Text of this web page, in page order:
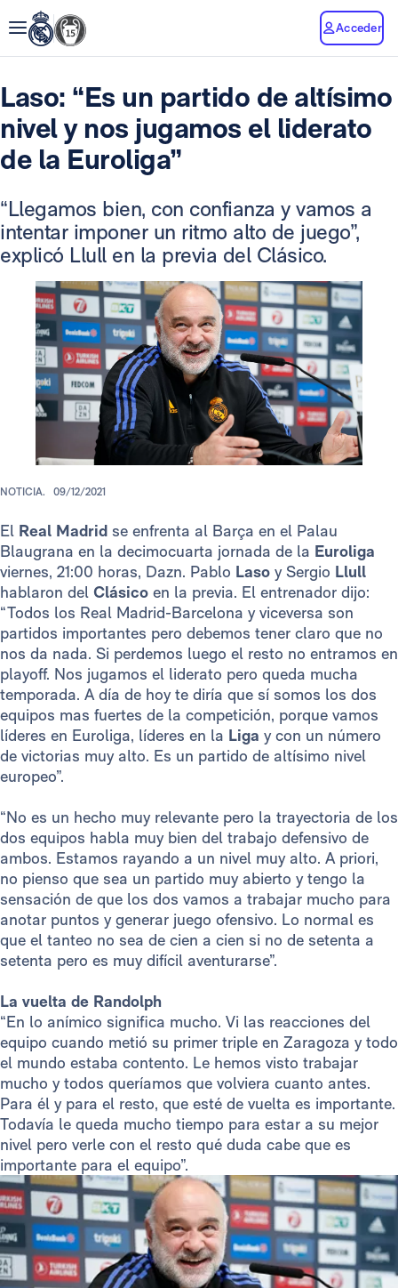
Acceder
Laso: “Es un partido de altísimo
nivel y nos jugamos el liderato
de la Euroliga”
“Llegamos bien, con confianza y vamos a
intentar imponer un ritmo alto de juego”,
explicó Llull en la previa del Clásico.
NOTICIA. 09/12/2021
El Real Madrid se enfrenta al Barça en el Palau
Blaugrana en la decimocuarta jornada de la Euroliga
viernes, 21:00 horas, Dazn. Pablo Laso y Sergio Llull
hablaron del Clásico en la previa. El entrenador dijo:
“Todos los Real Madrid-Barcelona y viceversa son
partidos importantes pero debemos tener claro que no
nos da nada. Si perdemos luego el resto no entramos en
playoff. Nos jugamos el liderato pero queda mucha
temporada. A día de hoy te diría que sí somos los dos
equipos mas fuertes de la competición, porque vamos
líderes en Euroliga, líderes en la Liga y con un número
de victorias muy alto. Es un partido de altísimo nivel
europeo”.
“No es un hecho muy relevante pero la trayectoria de los
dos equipos habla muy bien del trabajo defensivo de
ambos. Estamos rayando a un nivel muy alto. A priori,
no pienso que sea un partido muy abierto y tengo la
sensación de que los dos vamos a trabajar mucho para
anotar puntos y generar juego ofensivo. Lo normal es
que el tanteo no sea de cien a cien si no de setenta a
setenta pero es muy difícil aventurarse”.
La vuelta de Randolph
“En lo anímico significa mucho. Vi las reacciones del
equipo cuando metió su primer triple en Zaragoza y todo
el mundo estaba contento. Le hemos visto trabajar
mucho y todos queríamos que volviera cuanto antes.
Para él y para el resto, que esté de vuelta es importante.
Todavía le queda mucho tiempo para estar a su mejor
nivel pero verle con el resto qué duda cabe que es
importante para el equipo”.